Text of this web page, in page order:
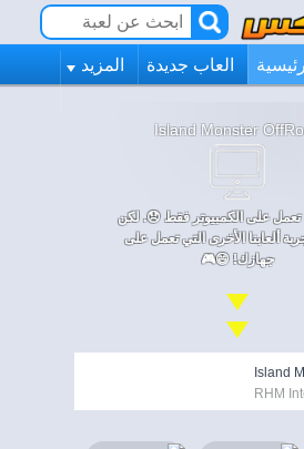
العاب جديدة المزيد
Island Monster
تعمل على الكمبيوتر فقط 😞. لكن
ألعابنا الأخرى التي تعمل على
جهازك! 😄🎮
Island